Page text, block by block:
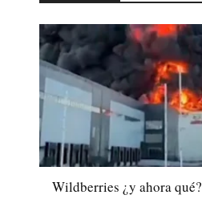
Wildberries ¿y ahora qué?